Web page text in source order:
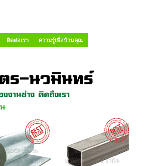
ติดต่อเรา ความรู้เพื่อบ้านคุณ